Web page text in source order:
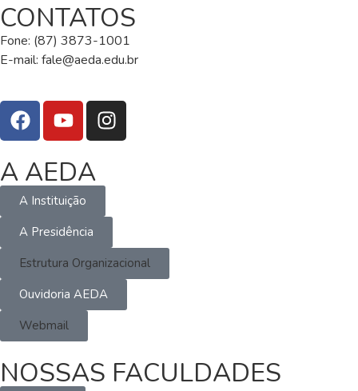
CONTATOS
Fone: (87) 3873-1001
E-mail: fale@aeda.edu.br
A AEDA
A Instituição
A Presidência
Estrutura Organizacional
Ouvidoria AEDA
Webmail
NOSSAS FACULDADES